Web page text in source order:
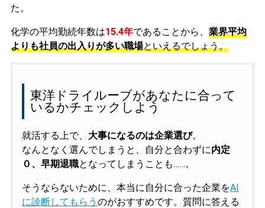
た。
化学の平均勤続年数は15.4年であることから、 業界平均
よりも社員の出入りが多い職場といえるでしょう。
東洋ドライルーブがあなたに合って
いるかチェックしよう
就活する上で、 大事になるのは企業選び。
なんとなく選んでしまうと、自分と合わずに内定
０、早期退職となってしまうことも……。
そうならないために、本当に自分に合った企業をAI
に診断してもらう のがおすすめです。質問に答える